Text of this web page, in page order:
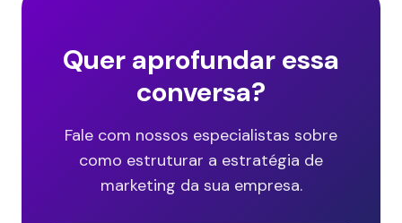
Quer aprofundar essa
conversa?
Fale com nossos especialistas sobre
como estruturar a estratégia de
marketing da sua empresa.